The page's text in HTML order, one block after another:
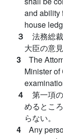
and ability
house
３ 法務総
大臣の意
3 The
Minister
４ 第一項
めるとこ
らない。
4 Any